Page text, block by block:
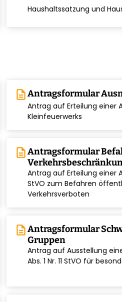
Haushaltssatzung und
descriptionAntragsformular
Antrag auf Erteilung einer
Kleinfeuerwerks
descriptionAntragsformular
Antrag auf Erteilung einer
StVO zum Befahren
Verkehrsverboten
descriptionAntragsformular
Gruppen
Antrag auf Ausstellung
Abs. 1 Nr. 11 StVO für